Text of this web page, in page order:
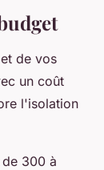
de vos
un coût
l'isolation
300 à